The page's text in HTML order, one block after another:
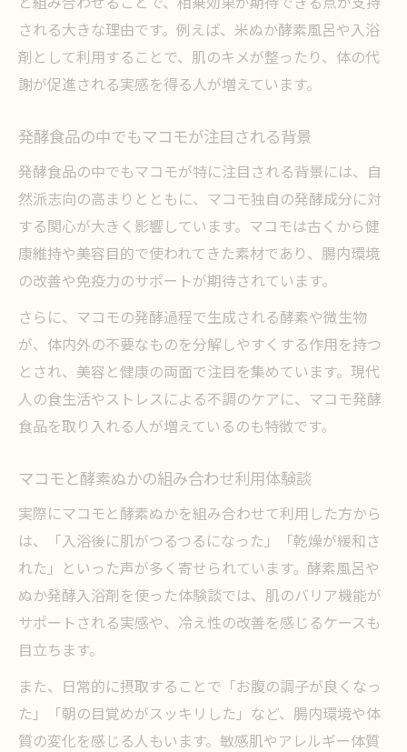
される大きな理由です。例えば、米ぬか酵素風呂や入浴
剤として利用することで、肌のキメが整ったり、体の代
謝が促進される実感を得る人が増えています。
発酵食品の中でもマコモが注目される背景
発酵食品の中でもマコモが特に注目される背景には、自
然派志向の高まりとともに、マコモ独自の発酵成分に対
する関心が大きく影響しています。マコモは古くから健
康維持や美容目的で使われてきた素材であり、腸内環境
の改善や免疫力のサポートが期待されています。
さらに、マコモの発酵過程で生成される酵素や微生物
が、体内外の不要なものを分解しやすくする作用を持つ
とされ、美容と健康の両面で注目を集めています。現代
人の食生活やストレスによる不調のケアに、マコモ発酵
食品を取り入れる人が増えているのも特徴です。
マコモと酵素ぬかの組み合わせ利用体験談
実際にマコモと酵素ぬかを組み合わせて利用した方から
は、「入浴後に肌がつるつるになった」「乾燥が緩和さ
れた」といった声が多く寄せられています。酵素風呂や
ぬか発酵入浴剤を使った体験談では、肌のバリア機能が
サポートされる実感や、冷え性の改善を感じるケースも
目立ちます。
また、日常的に摂取することで「お腹の調子が良くなっ
た」「朝の目覚めがスッキリした」など、腸内環境や体
質の変化を感じる人もいます。敏感肌やアレルギー体質